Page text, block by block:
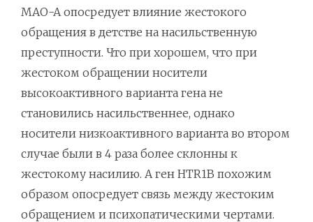
MAO-A опосредует влияние жестокого
обращения в детстве на насильственную
преступности. Что при хорошем, что при
жестоком обращении носители
высокоактивного варианта гена не
становились насильственнее, однако
носители низкоактивного варианта во втором
случае были в 4 раза более склонны к
жестокому насилию. А ген HTR1B похожим
образом опосредует связь между жестоким
обращением и психопатическими чертами.